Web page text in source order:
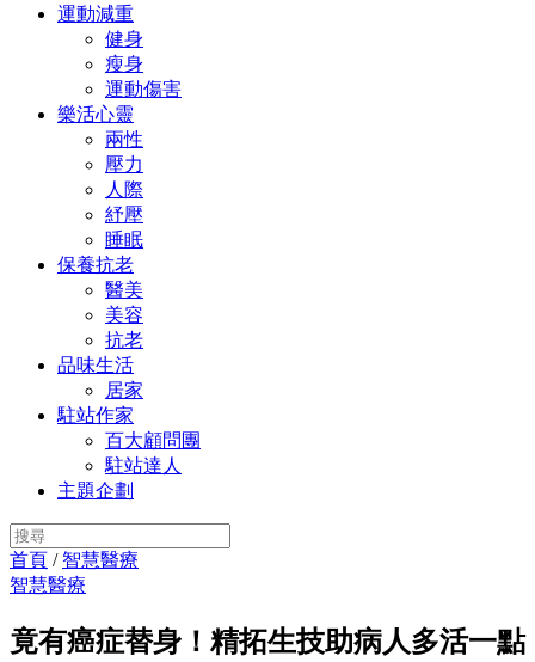
運動減重
健身
瘦身
運動傷害
樂活心靈
兩性
壓力
人際
紓壓
睡眠
保養抗老
醫美
美容
抗老
品味生活
居家
駐站作家
百大顧問團
駐站達人
主題企劃
首頁 / 智慧醫療
智慧醫療
竟有癌症替身！精拓生技助病人多活一點